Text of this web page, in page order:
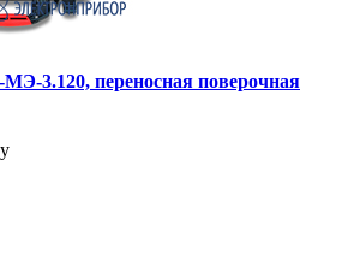
3.120, переносная поверочная